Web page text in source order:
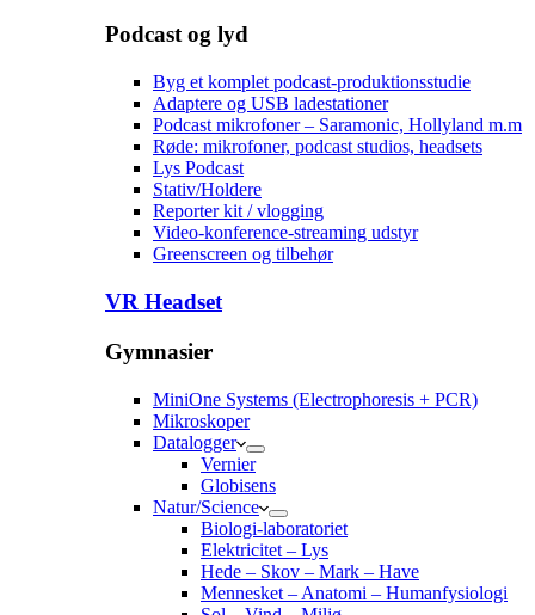
Podcast og lyd
Byg et komplet podcast-produktionsstudie
Adaptere og USB ladestationer
Podcast mikrofoner – Saramonic, Hollyland m.m
Røde: mikrofoner, podcast studios, headsets
Lys Podcast
Stativ/Holdere
Reporter kit / vlogging
Video-konference-streaming udstyr
Greenscreen og tilbehør
VR Headset
Gymnasier
MiniOne Systems (Electrophoresis + PCR)
Mikroskoper
Datalogger
Vernier
Globisens
Natur/Science
Biologi-laboratoriet
Elektricitet – Lys
Hede – Skov – Mark – Have
Mennesket – Anatomi – Humanfysiologi